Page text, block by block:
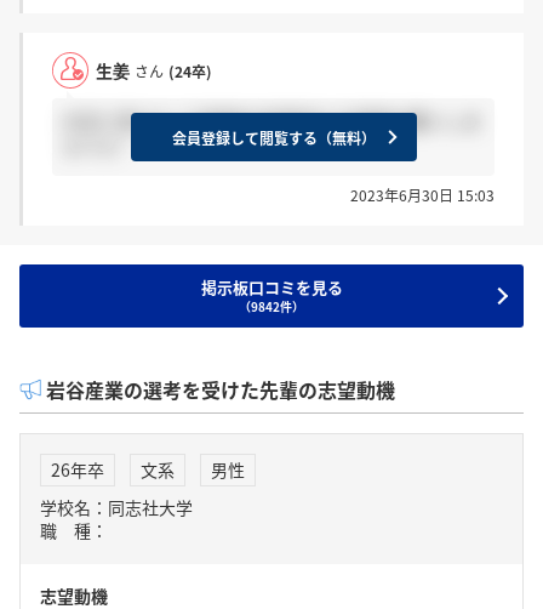
生姜 さん (24卒)
29日に受けた二次面接の結果来た方感謝お願いしま
会員登録して閲覧する（無料）
2023年6月30日 15:03
掲示板口コミを見る
（9842件）
岩谷産業の選考を受けた先輩の志望動機
26年卒 文系
男性
学校名：同志社大学
職 種：
志望動機